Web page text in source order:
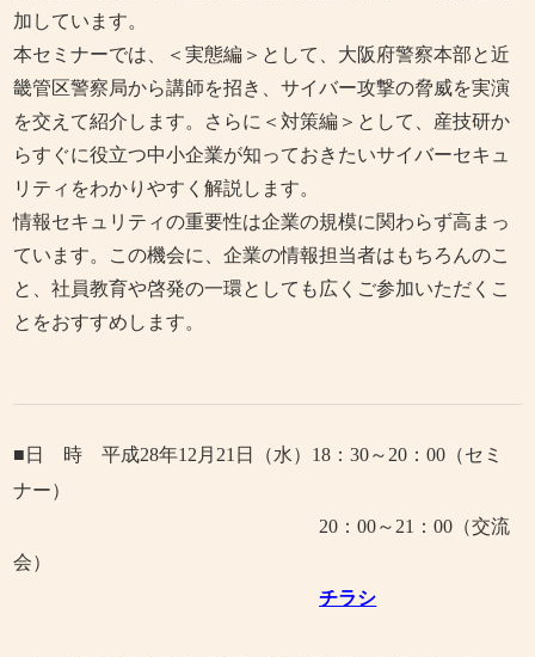
加しています。
本セミナーでは、＜実態編＞として、大阪府警察本部と近
畿管区警察局から講師を招き、サイバー攻撃の脅威を実演
を交えて紹介します。さらに＜対策編＞として、産技研か
らすぐに役立つ中小企業が知っておきたいサイバーセキュ
リティをわかりやすく解説します。
情報セキュリティの重要性は企業の規模に関わらず高まっ
ています。この機会に、企業の情報担当者はもちろんのこ
と、社員教育や啓発の一環としても広くご参加いただくこ
とをおすすめします。
■日 時 平成28年12 月21 日（水） 18 ：30～ 20 ：00 （セミ
ナー）
20 ：00～ 21 ：00 （交流
会）
チラシ